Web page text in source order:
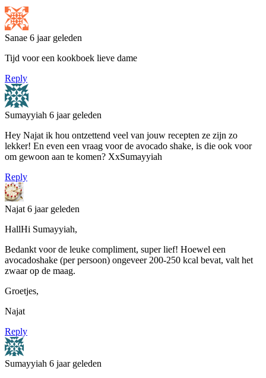
Sanae 6 jaar geleden
Tijd voor een kookboek lieve dame
Reply
Sumayyiah 6 jaar geleden
Hey Najat ik hou ontzettend veel van jouw recepten ze zijn zo
lekker! En even een vraag voor de avocado shake, is die ook voor
om gewoon aan te komen? XxSumayyiah
Reply
Najat 6 jaar geleden
HallHi Sumayyiah,
Bedankt voor de leuke compliment, super lief! Hoewel een
avocadoshake (per persoon) ongeveer 200-250 kcal bevat, valt het
zwaar op de maag.
Groetjes,
Najat
Reply
Sumayyiah 6 jaar geleden